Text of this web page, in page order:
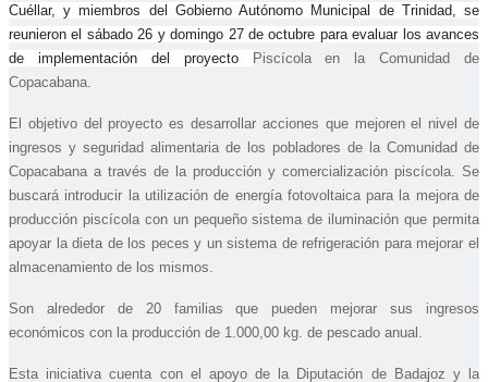
Cuéllar, y miembros del Gobierno Autónomo Municipal de Trinidad, se
reunieron el sábado 26 y domingo 27 de octubre para evaluar los avances
de implementación del proyecto
Piscícola en la Comunidad de
Copacabana.
El objetivo del proyecto es desarrollar acciones que mejoren el nivel de
ingresos y seguridad alimentaria de los pobladores de la Comunidad de
Copacabana a través de la producción y comercialización piscícola. Se
buscará introducir la utilización de energía fotovoltaica para la mejora de
producción piscícola con un pequeño sistema de iluminación que permita
apoyar la dieta de los peces y un sistema de refrigeración para mejorar el
almacenamiento de los mismos.
Son alrededor de 20 familias que pueden mejorar sus ingresos
económicos con la producción de 1.000,00 kg. de pescado anual.
Esta iniciativa cuenta con el apoyo de la Diputación de Badajoz y la